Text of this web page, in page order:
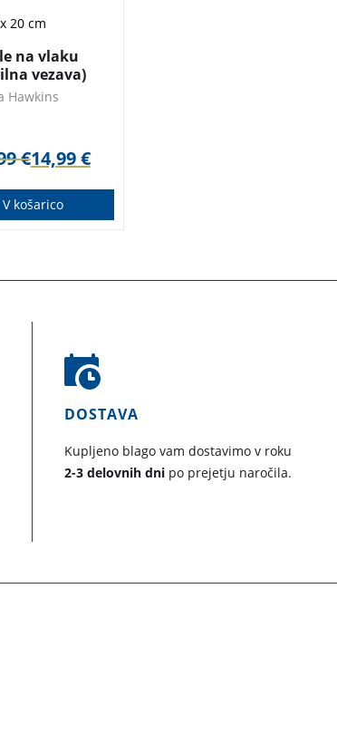
20 cm
na vlaku
vezava)
Hawkins
€14,99€
V košarico
DOSTAVA
Kupljeno blago vam dostavimo v roku
2-3 delovnih dni po prejetju naročila.